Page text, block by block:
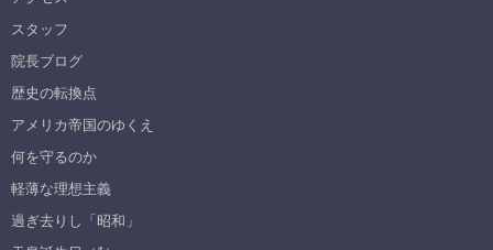
スタッフ
院長ブログ
歴史の転換点
アメリカ帝国のゆくえ
何を守るのか
軽薄な理想主義
過ぎ去りし「昭和」